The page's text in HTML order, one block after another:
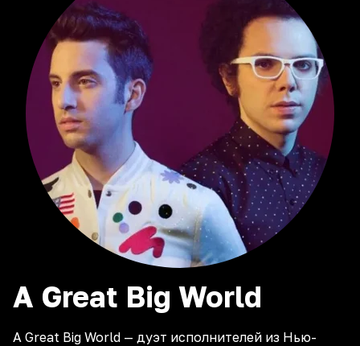
A Great Big World
A Great Big World — дуэт исполнителей из Нью-